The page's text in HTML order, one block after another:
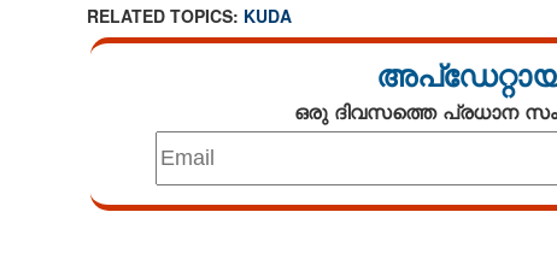
RELATED TOPICS: KUDA
ഒരു ദിവസത്തെ പ്രധാന